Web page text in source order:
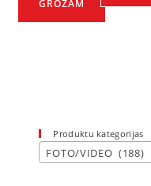
GROZAM
Produktu kategorijas
FOTO/VIDEO (188)